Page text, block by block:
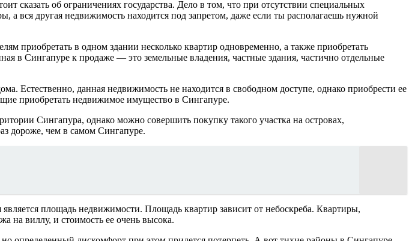
сказать об ограничениях государства. Дело в том, что при отсутствии специальных
вся другая недвижимость находится под запретом, даже если ты располагаешь нужной
приобретать в одном здании несколько квартир одновременно, а также приобретать
в Сингапуре к продаже — это земельные владения, частные здания, частично отдельные
Естественно, данная недвижимость не находится в свободном доступе, однако приобрести ее
приобретать недвижимое имущество в Сингапуре.
Сингапура, однако можно совершить покупку такого участка на островах,
дороже, чем в самом Сингапуре.
площадь недвижимости. Площадь квартир зависит от небоскреба. Квартиры,
на виллу, и стоимость ее очень высока.